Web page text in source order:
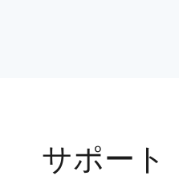
サポート